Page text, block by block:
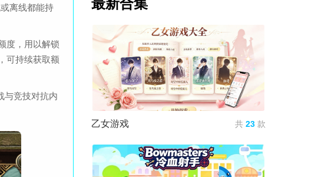
离线都能持
度，用以解锁
可持续获取额
与竞技对抗内
最新合集
乙女游戏 共 23 款